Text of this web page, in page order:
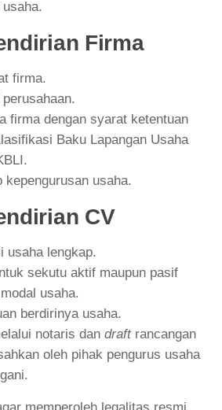
Firma
firma.
firma dengan syarat ketentuan
Baku Lapangan Usaha
kepengurusan usaha.
CV
usaha lengkap.
sekutu aktif maupun pasif
usaha.
berdirinya usaha.
notaris dan draftrancangan
oleh pihak pengurus usaha
memperoleh legalitas resmi